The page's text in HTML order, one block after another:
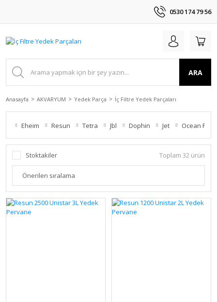
0530 174 79 56
ARA
Anasayfa AKVARYUM Yedek Parça İç Filtre Yedek Parçaları
Eheim Resun Tetra Jbl Dophin Jet Ocean Free
Stoktakiler Toplam 32 ürün